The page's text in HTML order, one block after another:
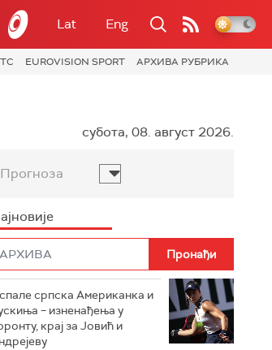
Lat Eng
EUROVISION SPORT АРХИВА РУБРИКА
субота, 08. август 2026.
Прогноза
српска Американка и
– изненађења у
крај за Јовић и